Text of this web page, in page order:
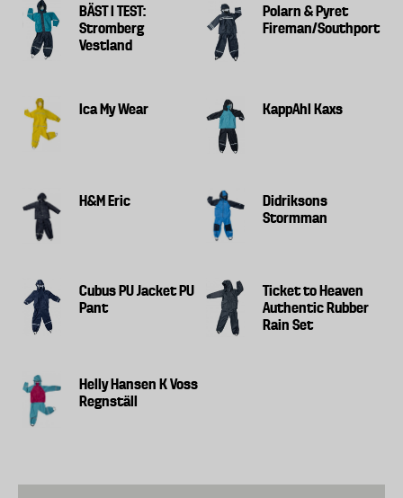
BÄST I TEST:
Stromberg
Vestland
Polarn & Pyret
Fireman/Southport
Ica My Wear KappAhl Kaxs
H&M Eric
Didriksons
Stormman
Cubus PU Jacket PU
Pant
Ticket to Heaven
Authentic Rubber
Rain Set
Helly Hansen K Voss
Regnställ